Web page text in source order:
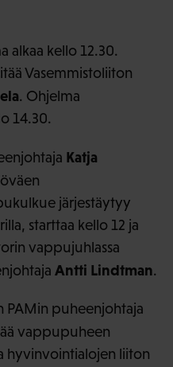
alkaa kello 12.30.
Vasemmistoliiton
. Ohjelma
14.30.
Katja
järjestäytyy
starttaa kello 12 ja
vappujuhlassa
Antti Lindtman.
PAMin puheenjohtaja
vappupuheen
hyvinvointialojen liiton